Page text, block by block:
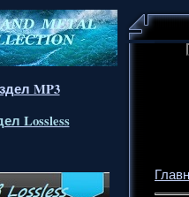
MP3
Lossless